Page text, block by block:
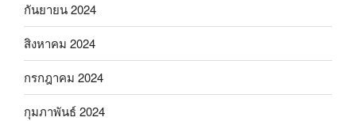
กันยายน 2024
สิงหาคม 2024
กรกฎาคม 2024
กุมภาพันธ์ 2024